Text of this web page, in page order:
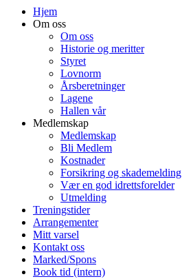
Hjem
Om oss
Om oss
Historie og meritter
Styret
Lovnorm
Årsberetninger
Lagene
Hallen vår
Medlemskap
Medlemskap
Bli Medlem
Kostnader
Forsikring og skademelding
Vær en god idrettsforelder
Utmelding
Treningstider
Arrangementer
Mitt varsel
Kontakt oss
Marked/Spons
Book tid (intern)